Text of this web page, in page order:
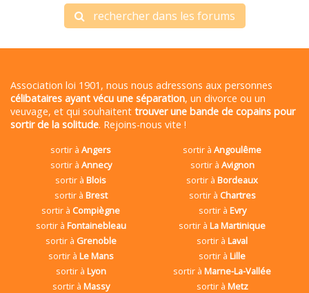
rechercher dans les forums
Association loi 1901, nous nous adressons aux personnes
célibataires ayant vécu une séparation, un divorce ou un
veuvage, et qui souhaitent trouver une bande de copains pour
sortir de la solitude. Rejoins-nous vite !
sortir àAngers sortir àAngoulême
sortir à Annecy sortir à Avignon
sortir àBlois sortir àBordeaux
sortir à Brest sortir à Chartres
sortir à Compiègne sortir à Evry
sortir à Fontainebleau sortir àLa Martinique
sortir à Grenoble sortir àLaval
sortir à Le Mans sortir àLille
sortir à Lyon sortir àMarne-La-Vallée
sortir à Massy sortir à Metz